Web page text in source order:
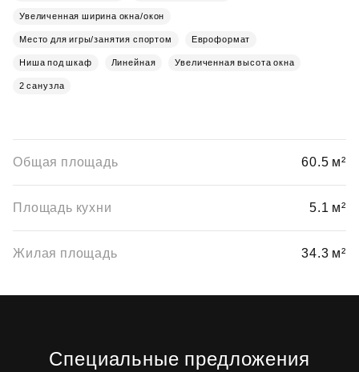
Увеличенная ширина окна/окон
Место для игры/занятия спортом Евроформат
Ниша под шкаф Линейная Увеличенная высота окна
2 санузла
Общая площадь 60.5 м²
Площадь кухни 5.1 м²
Жилая площадь 34.3 м²
Специальные предложения